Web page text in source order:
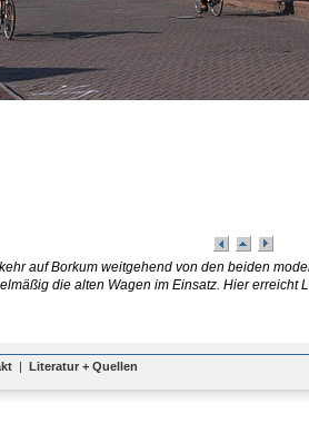
auf Borkum weitgehend von den beiden
die alten Wagen im Einsatz. Hier erreicht
| Literatur + Quellen